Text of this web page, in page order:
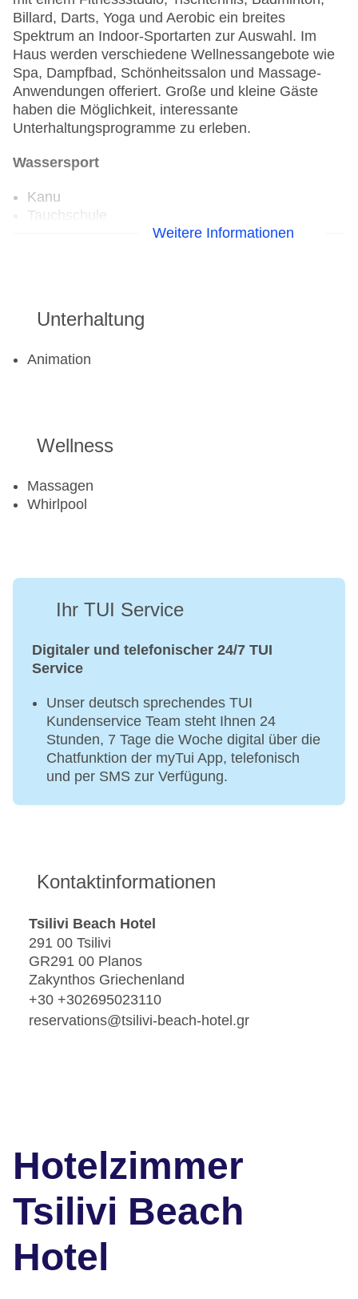
Billard, Darts, Yoga und Aerobic ein breites
Spektrum an Indoor-Sportarten zur Auswahl. Im
Haus werden verschiedene Wellnessangebote wie
Spa, Dampfbad, Schönheitssalon und Massage-
Anwendungen offeriert. Große und kleine Gäste
haben die Möglichkeit, interessante
Unterhaltungsprogramme zu erleben.
Wassersport
Kanu
Tauchschule
Weitere Informationen
Unterhaltung
Animation
Wellness
Massagen
Whirlpool
Ihr TUI Service
Digitaler und telefonischer 24/7 TUI
Service
Unser deutsch sprechendes TUI
Kundenservice Team steht Ihnen 24
Stunden, 7 Tage die Woche digital über die
Chatfunktion der myTui App, telefonisch
und per SMS zur Verfügung.
Kontaktinformationen
Tsilivi Beach Hotel
291 00 Tsilivi
GR291 00 Planos
Zakynthos Griechenland
+30 +302695023110
reservations@tsilivi-beach-hotel.gr
Hotelzimmer
Tsilivi Beach
Hotel